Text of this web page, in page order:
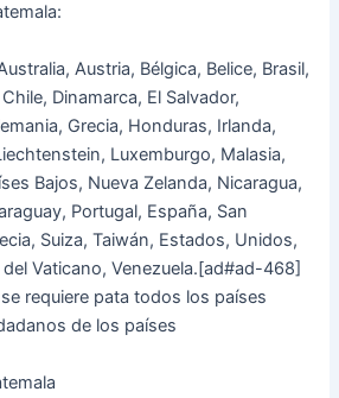
Austria, Bélgica, Belice, Brasil,
Dinamarca, El Salvador,
Grecia, Honduras, Irlanda,
Luxemburgo, Malasia,
Bajos, Nueva Zelanda, Nicaragua,
Portugal, España, San
Suiza, Taiwán, Estados, Unidos,
Vaticano, Venezuela.[ad#ad-468]
requiere pata todos los países
de los países